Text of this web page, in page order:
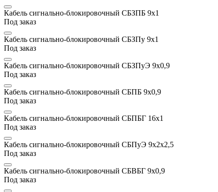
Кабель сигнально-блокировочный СБЗПБ 9х1
Под заказ
Кабель сигнально-блокировочный СБЗПу 9х1
Под заказ
Кабель сигнально-блокировочный СБЗПуЭ 9x0,9
Под заказ
Кабель сигнально-блокировочный СБПБ 9x0,9
Под заказ
Кабель сигнально-блокировочный СБПБГ 16х1
Под заказ
Кабель сигнально-блокировочный СБПуЭ 9х2х2,5
Под заказ
Кабель сигнально-блокировочный СБВБГ 9x0,9
Под заказ